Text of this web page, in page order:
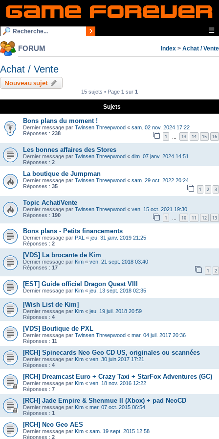
☰
FORUM Index > Achat / Vente
Achat / Vente
Nouveau sujet
15 sujets • Page 1 sur 1
Sujets
Bons plans du moment !
Dernier message par Twinsen Threepwood « sam. 02 nov. 2024 17:22
Réponses : 238 1 13 14 15 16
Les bonnes affaires des Stores
Dernier message par Twinsen Threepwood « dim. 07 janv. 2024 14:51
Réponses : 2
La boutique de Jumpman
Dernier message par Twinsen Threepwood « sam. 29 oct. 2022 20:24
Réponses : 35 1 2 3
Topic Achat/Vente
Dernier message par Twinsen Threepwood « ven. 15 oct. 2021 19:30
Réponses : 190 1 10 11 12 13
Bons plans - Petits financements
Dernier message par PXL « jeu. 31 janv. 2019 21:25
Réponses : 2
[VDS] La brocante de Kim
Dernier message par Kim « ven. 21 sept. 2018 03:40
Réponses : 17 1 2
[EST] Guide officiel Dragon Quest VIII
Dernier message par Kim « jeu. 13 sept. 2018 02:35
[Wish List de Kim]
Dernier message par Kim « jeu. 19 juil. 2018 20:59
Réponses : 4
[VDS] Boutique de PXL
Dernier message par Twinsen Threepwood « mar. 04 juil. 2017 20:36
Réponses : 11
[RCH] Spinecards Neo Geo CD US, originales ou scannées
Dernier message par Kim « ven. 30 juin 2017 17:21
Réponses : 4
[RCH] Dreamcast Euro + Crazy Taxi + StarFox Adventures (GC)
Dernier message par Kim « ven. 18 nov. 2016 12:22
Réponses : 7
[RCH] Jade Empire & Shenmue II (Xbox) + pad NeoCD
Dernier message par Kim « mer. 07 oct. 2015 06:54
Réponses : 1
[RCH] Neo Geo AES
Dernier message par Kim « sam. 19 sept. 2015 12:58
Réponses : 2